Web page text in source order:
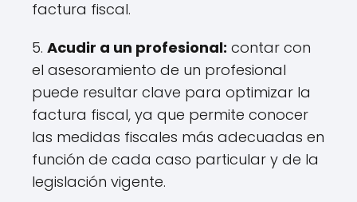
factura fiscal.
5. Acudir a un profesional: contar con
el asesoramiento de un profesional
puede resultar clave para optimizar la
factura fiscal, ya que permite conocer
las medidas fiscales más adecuadas en
función de cada caso particular y de la
legislación vigente.